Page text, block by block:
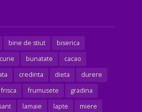
bine de stiut
biserica
bunatate
cacao
credinta dieta
durere
frisca frumusete
gradina
lamaie lapte miere